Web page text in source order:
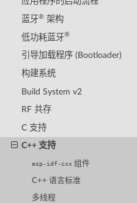
蓝牙®架构
低功耗蓝牙®
引导加载程序 (Bootloader)
构建系统
Build System v2
RF 共存
C 支持
C++ 支持
esp-idf-cxx 组件
C++ 语言标准
多线程